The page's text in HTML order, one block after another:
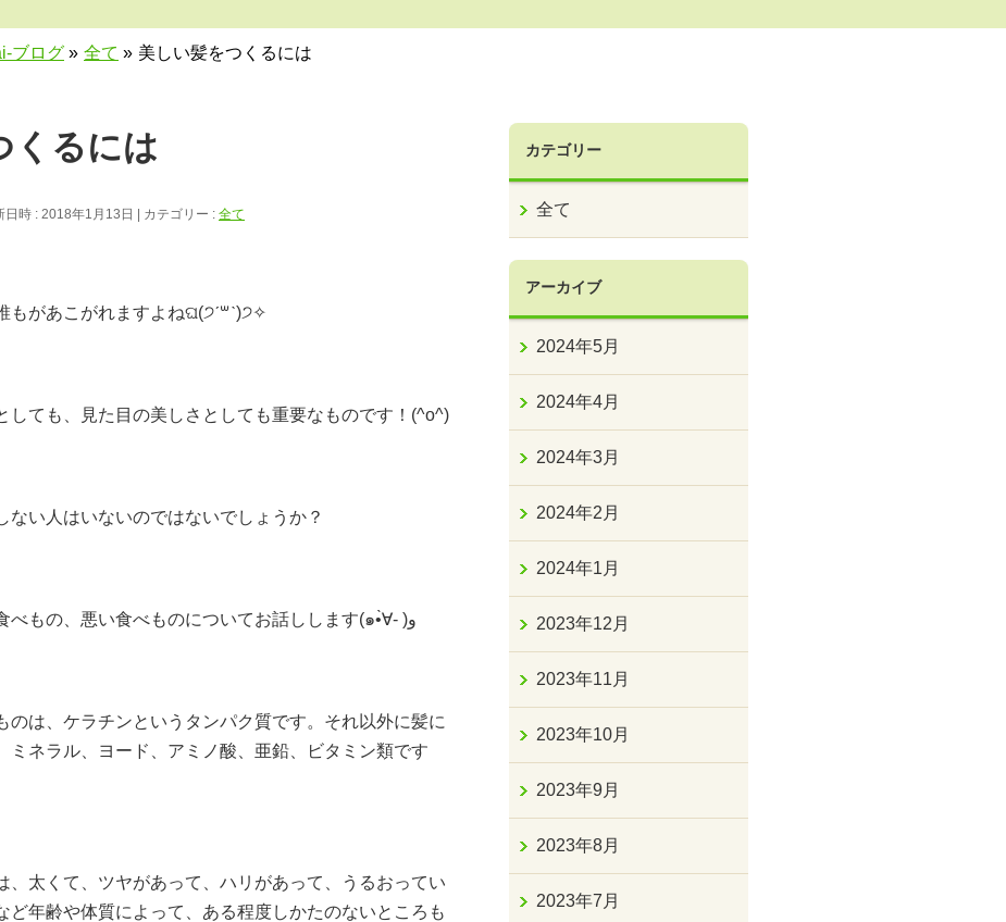
ブログ » 全て » 美しい髪をつくるには
くるには
日時 : 2018年1月13日 カテゴリー : 全て
もがあこがれますよねଘ(੭ˊ꒳​ˋ)੭✧
しても、見た目の美しさとしても重要なものです！(^o^)
ない人はいないのではないでしょうか？
そこで、今回は髪に良い食べもの、悪い食べものについてお話しします(๑•̀∀- )و
のは、ケラチンというタンパク質です。それ以外に髪に
ミネラル、ヨード、アミノ酸、亜鉛、ビタミン類です
、太くて、ツヤがあって、ハリがあって、うるおってい
ど年齢や体質によって、ある程度しかたのないところも
カテゴリー
全て
アーカイブ
2024年5月
2024年4月
2024年3月
2024年2月
2024年1月
2023年12月
2023年11月
2023年10月
2023年9月
2023年8月
2023年7月